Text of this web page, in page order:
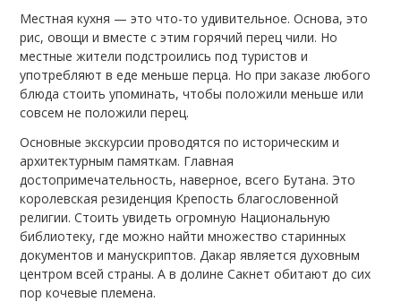
Местная кухня — это что-то удивительное. Основа, это
рис, овощи и вместе с этим горячий перец чили. Но
местные жители подстроились под туристов и
употребляют в еде меньше перца. Но при заказе любого
блюда стоить упоминать, чтобы положили меньше или
совсем не положили перец.
Основные экскурсии проводятся по историческим и
архитектурным памяткам. Главная
достопримечательность, наверное, всего Бутана. Это
королевская резиденция Крепость благословенной
религии. Стоить увидеть огромную Национальную
библиотеку, где можно найти множество старинных
документов и манускриптов. Дакар является духовным
центром всей страны. А в долине Сакнет обитают до сих
пор кочевые племена.